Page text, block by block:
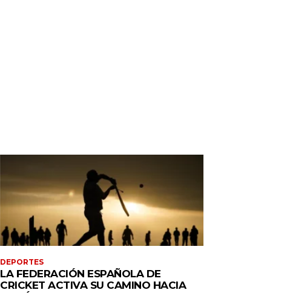
DEPORTES
LA FEDERACIÓN ESPAÑOLA DE
CRICKET ACTIVA SU CAMINO HACIA